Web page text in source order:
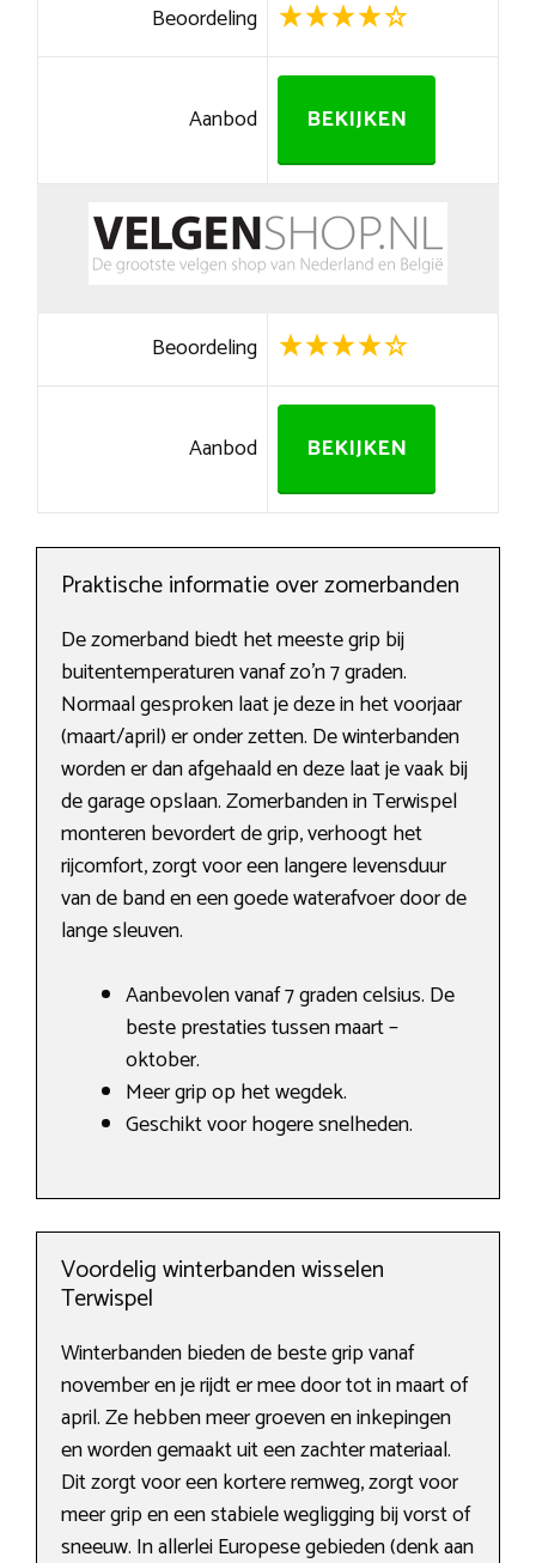
Beoordeling
Aanbod BEKIJKEN
Beoordeling
Aanbod BEKIJKEN
Praktische informatie over zomerbanden
De zomerband biedt het meeste grip bij
buitentemperaturen vanaf zo’n 7 graden.
Normaal gesproken laat je deze in het voorjaar
(maart/april) er onder zetten. De winterbanden
worden er dan afgehaald en deze laat je vaak bij
de garage opslaan. Zomerbanden in Terwispel
monteren bevordert de grip, verhoogt het
rijcomfort, zorgt voor een langere levensduur
van de band en een goede waterafvoer door de
lange sleuven.
Aanbevolen vanaf 7 graden celsius. De
beste prestaties tussen maart –
oktober.
Meer grip op het wegdek.
Geschikt voor hogere snelheden.
Voordelig winterbanden wisselen
Terwispel
Winterbanden bieden de beste grip vanaf
november en je rijdt er mee door tot in maart of
april. Ze hebben meer groeven en inkepingen
en worden gemaakt uit een zachter materiaal.
Dit zorgt voor een kortere remweg, zorgt voor
meer grip en een stabiele wegligging bij vorst of
sneeuw. In allerlei Europese gebieden (denk aan